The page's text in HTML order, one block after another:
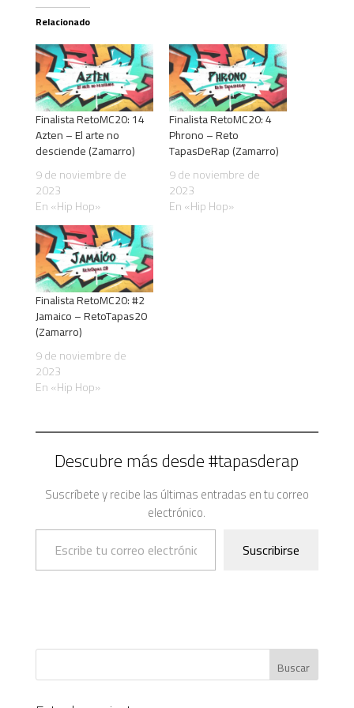
Relacionado
Finalista RetoMC20: 14
Azten – El arte no
desciende (Zamarro)
9 de noviembre de
2023
En «Hip Hop»
Finalista RetoMC20: 4
Phrono – Reto
TapasDeRap (Zamarro)
9 de noviembre de
2023
En «Hip Hop»
Finalista RetoMC20: #2
Jamaico – RetoTapas20
(Zamarro)
9 de noviembre de
2023
En «Hip Hop»
Descubre más desde #tapasderap
Suscríbete y recibe las últimas entradas en tu correo
electrónico.
Escribe tu correo electrónico…
Suscribirse